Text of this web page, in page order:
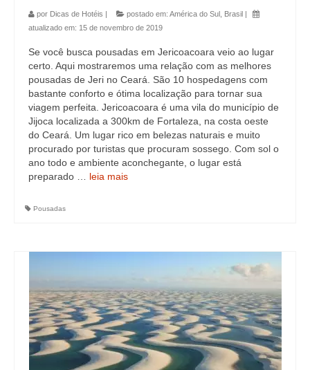
por Dicas de Hotéis | postado em: América do Sul Brasil |
atualizado em: 15 de novembro de 2019
Se você busca pousadas em Jericoacoara veio ao lugar
certo. Aqui mostraremos uma relação com as melhores
pousadas de Jeri no Ceará. São 10 hospedagens com
bastante conforto e ótima localização para tornar sua
viagem perfeita. Jericoacoara é uma vila do município de
Jijoca localizada a 300km de Fortaleza, na costa oeste
do Ceará. Um lugar rico em belezas naturais e muito
procurado por turistas que procuram sossego. Com sol o
ano todo e ambiente aconchegante, o lugar está
preparado … leia mais
Pousadas